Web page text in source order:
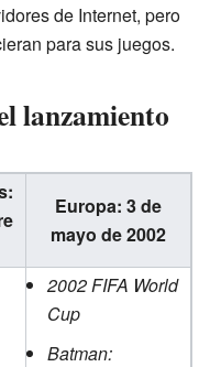
de Internet, pero
para sus juegos.
lanzamiento
Europa: 3 de
mayo de 2002
2002 FIFA World
Cup
Batman: